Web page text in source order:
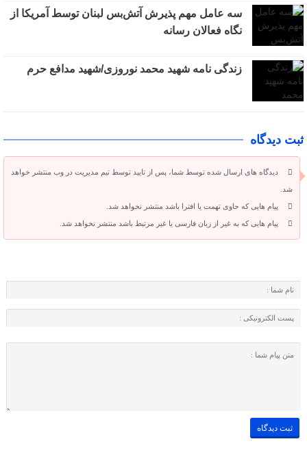
سه عامل مهم پذیرش آتش‌بس لبنان توسط آمریکا از
نگاه فعالان رسانه
زندگی نامه شهید محمد نوروزی/شهید مدافع حرم
ثبت دیدگاه
دیدگاه های ارسال شده توسط شما، پس از تایید توسط تیم مدیریت در وب منتشر خواهد
شد.
پیام هایی که حاوی تهمت یا افترا باشد منتشر نخواهد شد.
پیام هایی که به غیر از زبان فارسی یا غیر مرتبط باشد منتشر نخواهد شد.